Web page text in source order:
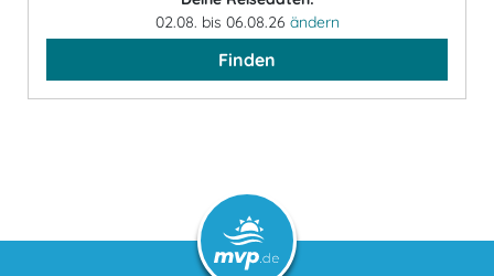
02.08. bis 06.08.26 ändern
Finden